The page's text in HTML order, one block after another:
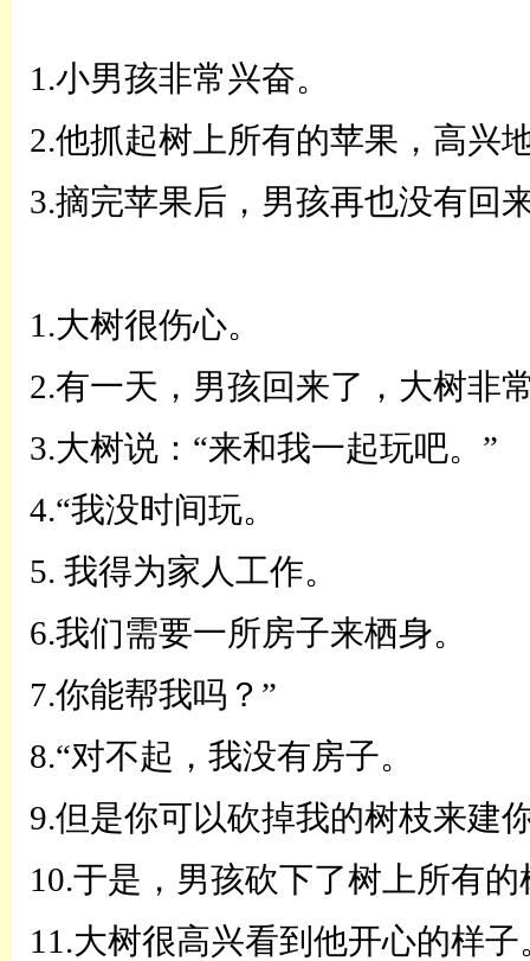
1.小男孩非常兴奋。
2.他抓起树上所有的苹果，高兴
3.摘完苹果后，男孩再也没有回
1.大树很伤心。
2.有一天，男孩回来了，大树非
3.大树说： “来和我一起玩吧。 ”
4.“我没时间玩。
5. 我得为家人工作。
6.我们需要一所房子来栖身。
7.你能帮我吗？ ”
8.“对不起，我没有房子。
9.但是你可以砍掉我的树枝来建
10.于是，男孩砍下了树上所有
11.大树很高兴看到他开心的样子